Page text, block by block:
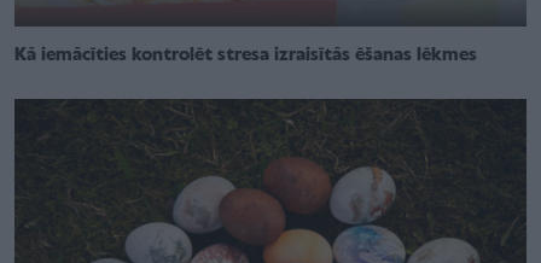
Kā iemācīties kontrolēt stresa izraisītās ēšanas lēkmes